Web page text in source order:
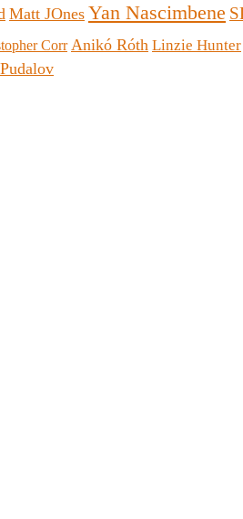
Matt JOnes Yan Nascimbene
Corr Anikó Róth Linzie Hunter